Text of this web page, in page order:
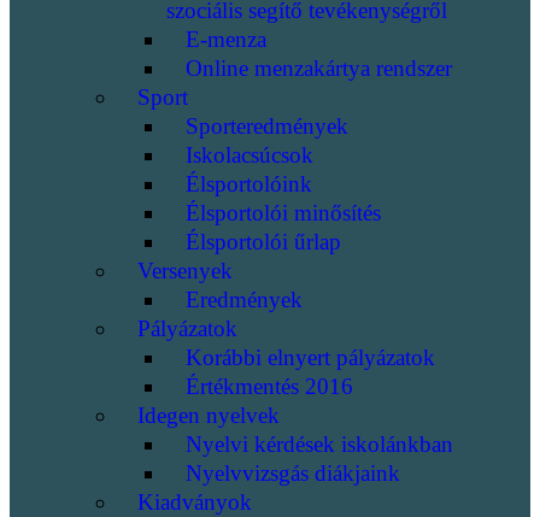
szociális segítő tevékenységről
E-menza
Online menzakártya rendszer
Sport
Sporteredmények
Iskolacsúcsok
Élsportolóink
Élsportolói minősítés
Élsportolói űrlap
Versenyek
Eredmények
Pályázatok
Korábbi elnyert pályázatok
Értékmentés 2016
Idegen nyelvek
Nyelvi kérdések iskolánkban
Nyelvvizsgás diákjaink
Kiadványok